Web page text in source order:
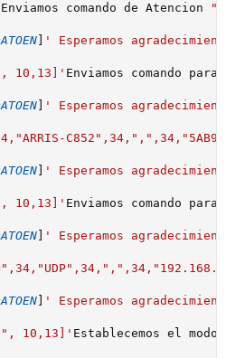
Enviamos comando de Atencion
' Esperamos
10,13]' Enviamos comando
' Esperamos
' Esperamos
10,13]' Enviamos comando
' Esperamos
' Esperamos
10,13]' Establecemos el